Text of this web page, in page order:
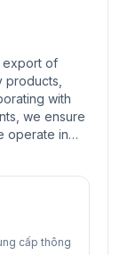
export of
with
we ensure
operate in…
cấp thông